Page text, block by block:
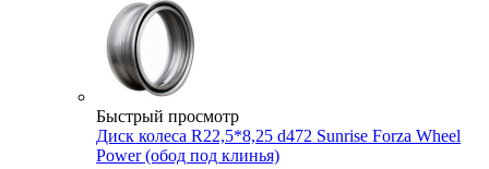
Быстрый просмотр
Диск колеса R22,5*8,25 d472 Sunrise Forza Wheel
Power (обод под клинья)